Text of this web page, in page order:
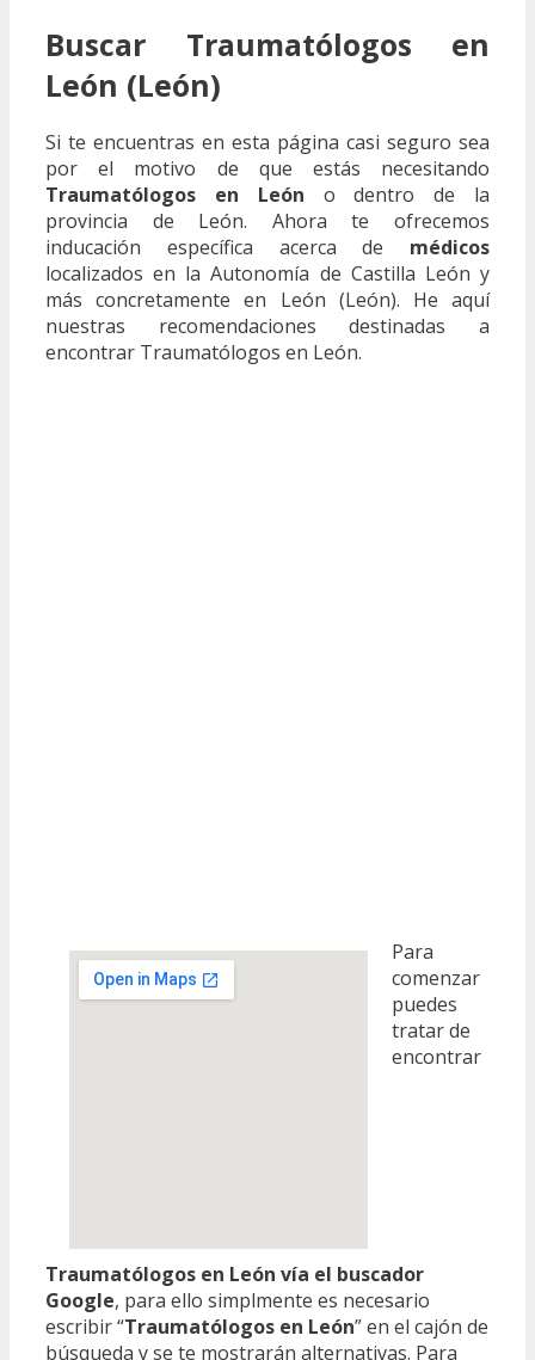
Buscar Traumatólogos en
León (León)
Si te encuentras en esta página casi seguro sea
por el motivo de que estás necesitando
Traumatólogos en León o dentro de la
provincia de León. Ahora te ofrecemos
inducación específica acerca de médicos
localizados en la Autonomía de Castilla León y
más concretamente en León (León). He aquí
nuestras recomendaciones destinadas a
encontrar Traumatólogos en León.
Para
comenzar
puedes
tratar de
encontrar
Traumatólogos en León vía el buscador
Google, para ello simplmente es necesario
escribir “Traumatólogos en León” en el cajón de
búsqueda y se te mostrarán alternativas. Para